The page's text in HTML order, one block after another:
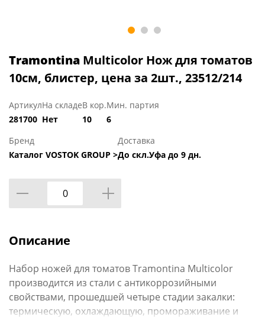
Tramontina Multicolor Нож для томатов
10см, блистер, цена за 2шт., 23512/214
Артикул
281700
На складе
Нет
В кор.
10
Мин. партия
6
Бренд
Каталог VOSTOK GROUP >
Доставка
До скл.Уфа до 9 дн.
Описание
Набор ножей для томатов Tramontina Multicolor
производится из стали с антикоррозийными
свойствами, прошедшей четыре стадии закалки:
термическую, охлаждающую, промораживание и